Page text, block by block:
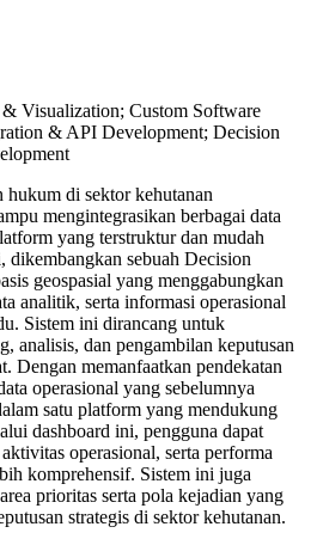
Visualization; Custom Software
& API Development; Decision
hukum di sektor kehutanan
mengintegrasikan berbagai data
yang terstruktur dan mudah
sebuah Decision
geospasial yang menggabungkan
analitik, serta informasi operasional
Sistem ini dirancang untuk
analisis, dan pengambilan keputusan
Dengan memanfaatkan pendekatan
operasional yang sebelumnya
satu platform yang mendukung
dashboard ini, pengguna dapat
operasional, serta performa
komprehensif. Sistem ini juga
prioritas serta pola kejadian yang
strategis di sektor kehutanan.